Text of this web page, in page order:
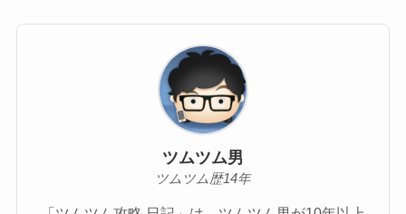
ツムツム男
ツムツム歴14年